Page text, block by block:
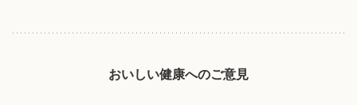
おいしい健康へのご意見